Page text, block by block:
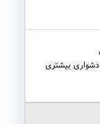
دشواری بیشتری